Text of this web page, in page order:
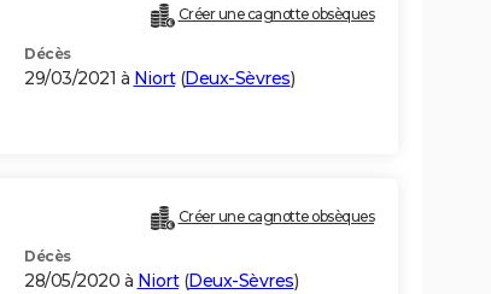
Créer une cagnotte obsèques
Décès
29/03/2021 à Niort(Deux-Sèvres)
Créer une cagnotte obsèques
Décès
28/05/2020 à Niort(Deux-Sèvres)